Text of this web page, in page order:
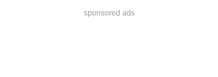
sponsored ads